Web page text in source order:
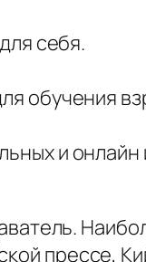
себя.
обучения
и онлайн
прессе,